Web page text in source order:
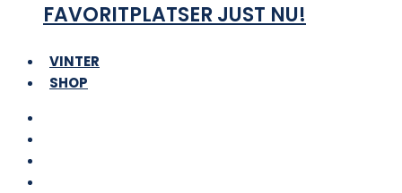
FAVORITPLATSER JUST NU!
VINTER
SHOP